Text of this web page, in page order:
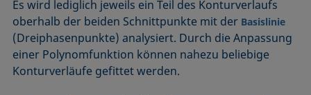
Diffusionskoeffizient
Dispersiver Anteil
Dreiphasenpunkt
Dynamische Oberflächenspannung
Laplace-Druck
Liegender Tropfen (sessile drop)
Liquid Needle
Stabmethode
Stalagmometer
Statische Oberflächenspannung
Statischer Kontaktwinkel
Es wird lediglich jeweils ein Teil des Konturverlaufs
oberhalb der beiden Schnittpunkte mit der Basislinie
(Dreiphasenpunkte) analysiert. Durch die Anpassung
einer Polynomfunktion können nahezu beliebige
Konturverläufe gefittet werden.